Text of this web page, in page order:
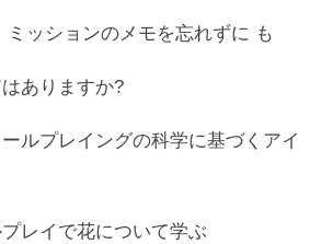
ミッションのメモを忘れずに も
ありますか?
ルプレイングの科学に基づくアイ
レイ で花について学ぶ